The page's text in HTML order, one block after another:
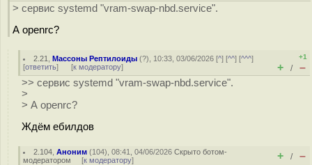
> сервис systemd "vram-swap-nbd.service".
А openrc?
2.21 ,Массоны Рептилоиды (?), 10:33, 03/06/2026 [^] [^^] [^^^]
[ответить] [к модератору]
+1
+ / –
>> сервис systemd "vram-swap-nbd.service".
>
> А openrc?
Ждём ебилдов
2.104 ,Аноним (104), 08:41, 04/06/2026Скрыто ботом-
модератором [к модератору] + / –